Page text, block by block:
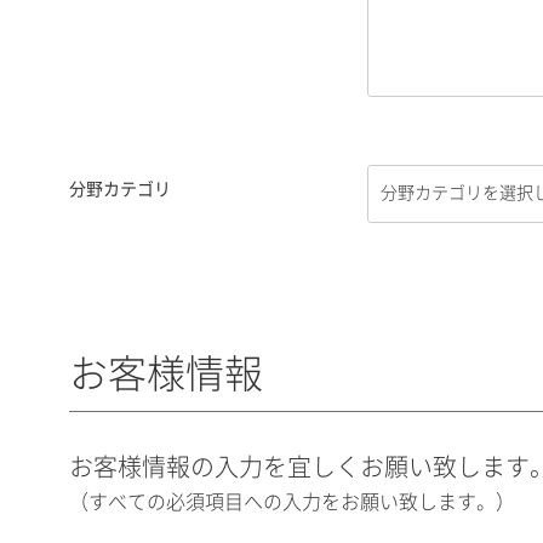
分野カテゴリ
お客様情報
お客様情報の入力を宜しくお願い致します
（すべての必須項目への入力をお願い致します。）